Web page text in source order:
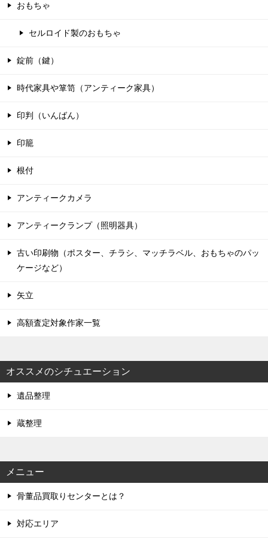
おもちゃ
セルロイド製のおもちゃ
錠前（鍵）
時代家具や箪笥（アンティーク家具）
印判（いんばん）
印籠
根付
アンティークカメラ
アンティークランプ（照明器具）
古い印刷物（ポスター、チラシ、マッチラベル、おもちゃのパッ
ケージなど）
矢立
高額査定対象作家一覧
オススメのシチュエーション
遺品整理
蔵整理
メニュー
骨董品買取りセンターとは？
対応エリア